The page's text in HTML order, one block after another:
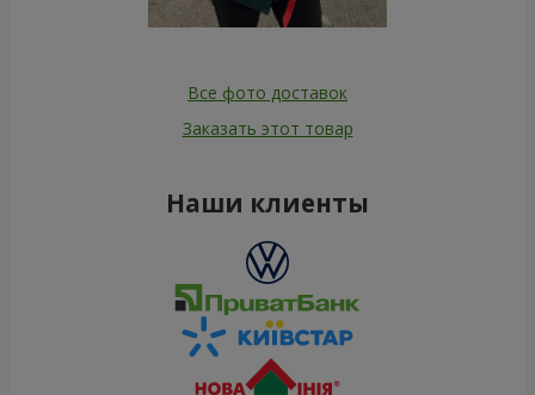
Все фото доставок
Заказать этот товар
Наши клиенты